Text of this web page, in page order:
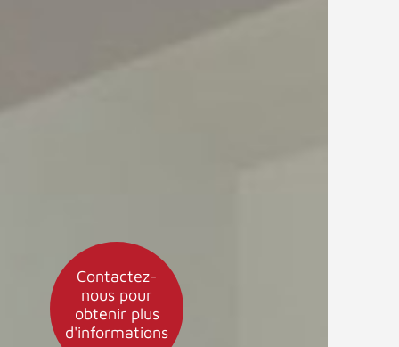
Contactez-
nous pour
obtenir plus
d'informations